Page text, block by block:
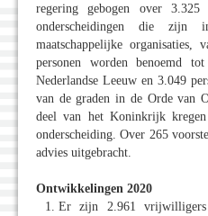
regering gebogen over
onderscheidingen die zijn
maatschappelijke organisaties,
personen worden benoemd
Nederlandse Leeuw en 3.049
van de graden in de Orde van
deel van het Koninkrijk
onderscheiding. Over 265
advies uitgebracht.
Ontwikkelingen 2020
Er zijn 2.961